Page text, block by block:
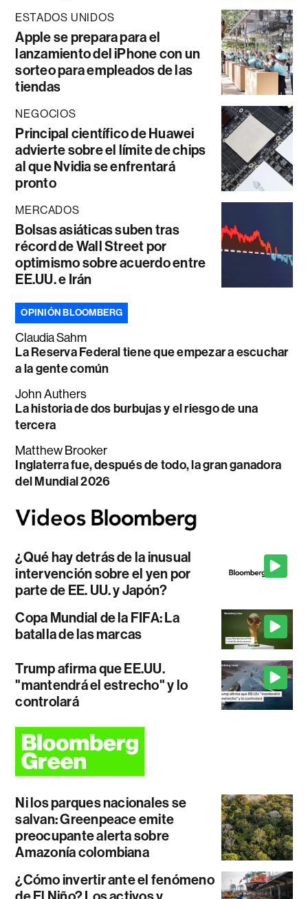
ESTADOS UNIDOS
Apple se prepara para el
lanzamiento del iPhone con un
sorteo para empleados de las
tiendas
NEGOCIOS
Principal científico de Huawei
advierte sobre el límite de chips
al que Nvidia se enfrentará
pronto
MERCADOS
Bolsas asiáticas suben tras
récord de Wall Street por
optimismo sobre acuerdo entre
EE.UU. e Irán
OPINIÓN BLOOMBERG
Claudia Sahm
La Reserva Federal tiene que empezar a escuchar
a la gente común
John Authers
La historia de dos burbujas y el riesgo de una
tercera
Matthew Brooker
Inglaterra fue, después de todo, la gran ganadora
del Mundial 2026
¿Qué hay detrás de la inusual
intervención sobre el yen por
parte de EE. UU. y Japón?
Copa Mundial de la FIFA: La
batalla de las marcas
Trump afirma que EE.UU.
"mantendrá el estrecho" y lo
controlará
Ni los parques nacionales se
salvan: Greenpeace emite
preocupante alerta sobre
Amazonía colombiana
¿Cómo invertir ante el fenómeno